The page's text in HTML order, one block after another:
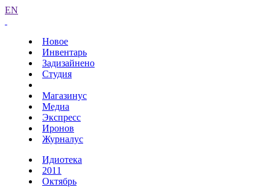
EN
Новое
Инвентарь
Задизайнено
Студия
Магазинус
Медиа
Экспресс
Иронов
Журналус
Идиотека
2011
Октябрь